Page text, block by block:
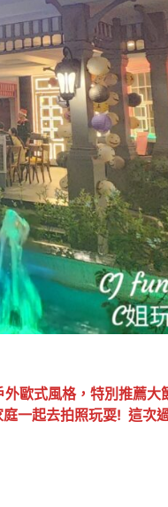
歐式風格，特別推薦
一起去拍照玩耍! 這次